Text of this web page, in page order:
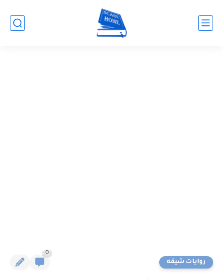
روايات شيقه
0